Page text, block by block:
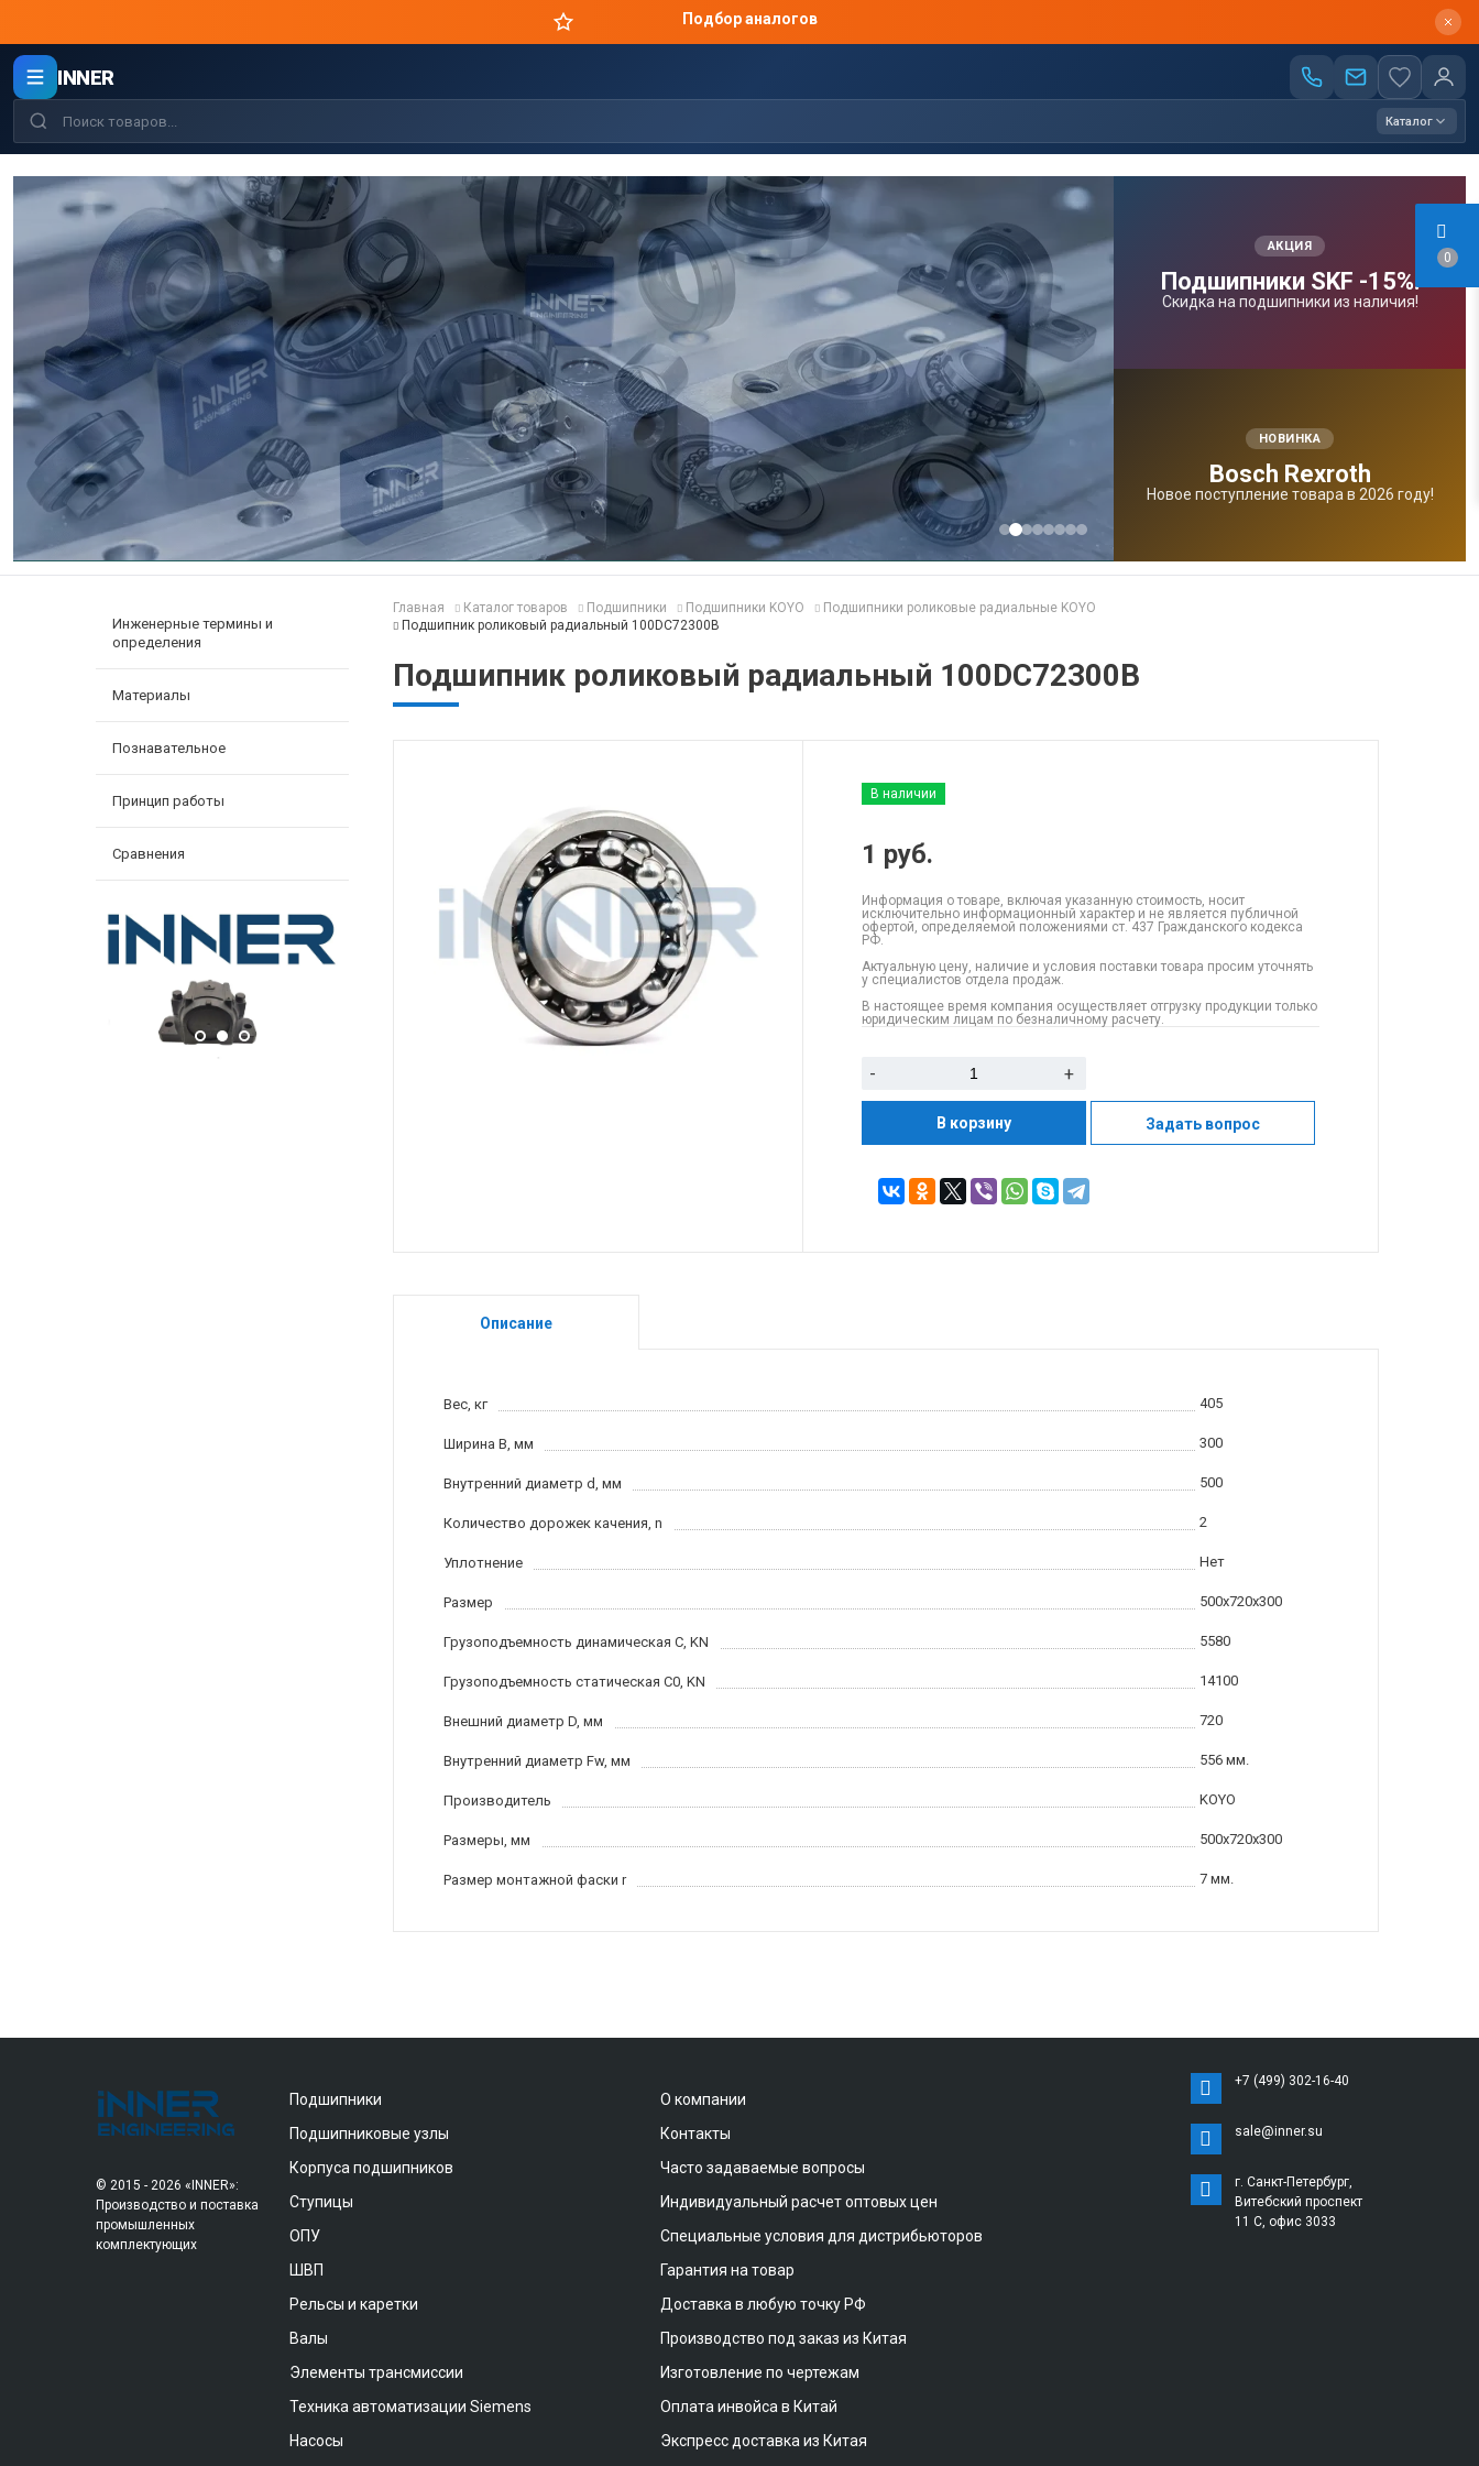
0
Цены производителя
INNER
Каталог
АКЦИЯ
Подшипники SKF -15%!
Скидка на подшипники из наличия!
НОВИНКА
Bosсh Rexroth
Новое поступление товара в 2026 году!
Инженерные термины и
определения
Материалы
Познавательное
Принцип работы
Сравнения
Главная Каталог товаров Подшипники Подшипники KOYO
Подшипники роликовые радиальные KOYO
Подшипник роликовый радиальный 100DC72300B
Подшипник роликовый радиальный 100DC72300B
В наличии
1 руб.
Информация о товаре, включая указанную стоимость, носит
исключительно информационный характер и не является публичной
офертой, определяемой положениями ст. 437 Гражданского кодекса
РФ.
Актуальную цену, наличие и условия поставки товара просим уточнять
у специалистов отдела продаж.
В настоящее время компания осуществляет отгрузку продукции только
юридическим лицам по безналичному расчету.
- +
В корзину Задать вопрос
Описание
Вес, кг 405
Ширина B, мм 300
Внутренний диаметр d, мм 500
Количество дорожек качения, n 2
Уплотнение Нет
Размер 500x720x300
Грузоподъемность динамическая C, KN 5580
Грузоподъемность статическая C0, KN 14100
Внешний диаметр D, мм 720
Внутренний диаметр Fw, мм 556 мм.
Производитель KOYO
Размеры, мм 500x720x300
Размер монтажной фаски r 7 мм.
© 2015 - 2026 «INNER»:
Производство и поставка
промышленных
комплектующих
Подшипники
Подшипниковые узлы
Корпуса подшипников
Ступицы
ОПУ
ШВП
Рельсы и каретки
Валы
Элементы трансмиссии
Техника автоматизации Siemens
Насосы
О компании
Контакты
Часто задаваемые вопросы
Индивидуальный расчет оптовых цен
Специальные условия для дистрибьюторов
Гарантия на товар
Доставка в любую точку РФ
Производство под заказ из Китая
Изготовление по чертежам
Оплата инвойса в Китай
Экспресс доставка из Китая
+7 (499) 302-16-40
sale@inner.su
г. Санкт-Петербург,
Витебский проспект
11 С, офис 3033